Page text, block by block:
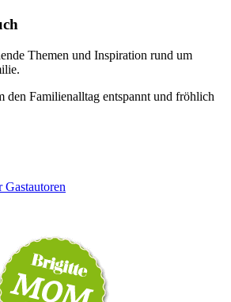
Themen und Inspiration rund um
den Familienalltag entspannt und fröhlich